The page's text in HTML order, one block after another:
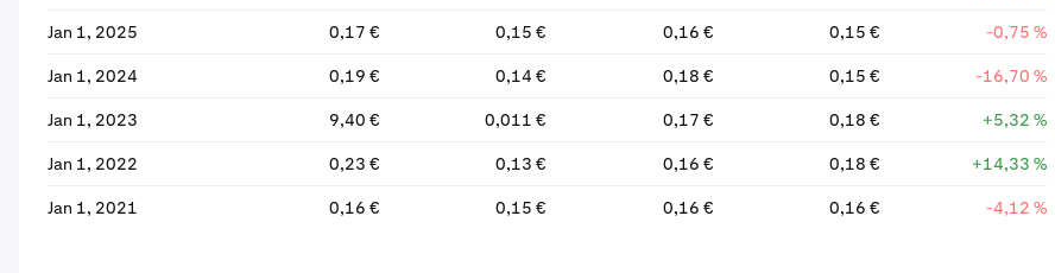
Jan 1, 2025 0,17 € 0,15 € 0,16 € 0,15 € -0,75 %
Jan 1, 2024 0,19 € 0,14 € 0,18 € 0,15 € -16,70 %
Jan 1, 2023 9,40 € 0,011 € 0,17 € 0,18 € +5,32 %
Jan 1, 2022 0,23 € 0,13 € 0,16 € 0,18 € +14,33 %
Jan 1, 2021 0,16 € 0,15 € 0,16 € 0,16 € -4,12 %